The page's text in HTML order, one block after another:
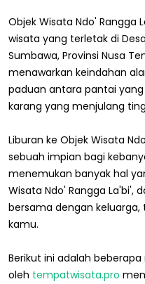
Objek Wisata Ndo' Rangga
wisata yang terletak di
Sumbawa, Provinsi Nusa
menawarkan keindahan
paduan antara pantai
karang yang menjulang
Liburan ke Objek Wisata
sebuah impian bagi
menemukan banyak hal
Wisata Ndo' Rangga La'bi',
bersama dengan
kamu.
Berikut ini adalah
oleh tempatwisata.pro